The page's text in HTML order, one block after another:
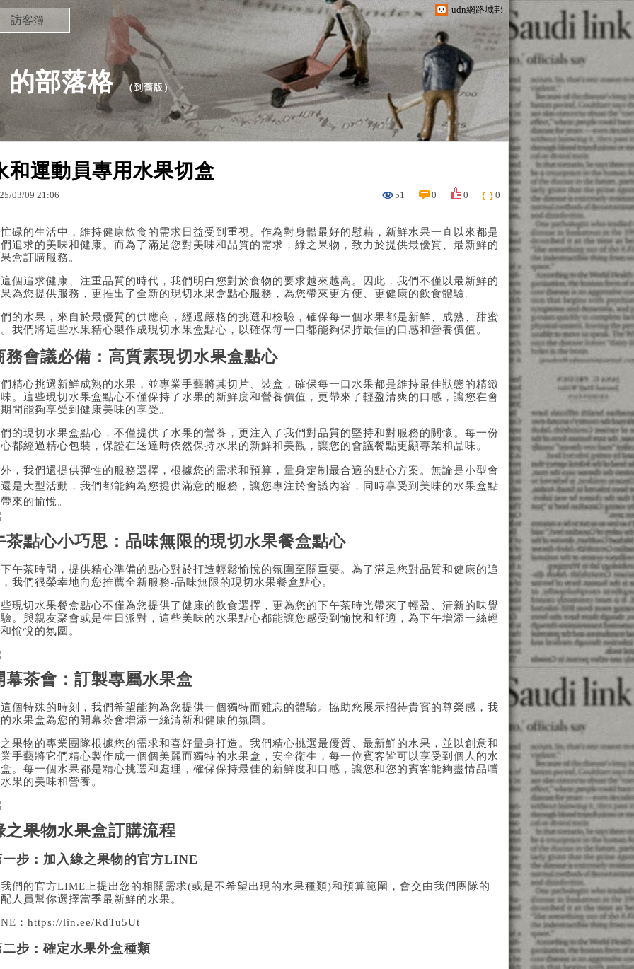
udn網路城邦
部落格（到舊版 ）
訪客簿
和運動員專用水果切盒
/03/09 21:06 51 0 0 0
碌的生活中，維持健康飲食的需求日益受到重視。作為對身體最好的慰藉，新鮮水果一直以來都是
追求的美味和健康。而為了滿足您對美味和品質的需求，綠之果物，致力於提供最優質、最新鮮的
盒訂購服務。
個追求健康、注重品質的時代，我們明白您對於食物的要求越來越高。因此，我們不僅以最新鮮的
為您提供服務，更推出了全新的現切水果盒點心服務，為您帶來更方便、更健康的飲食體驗。
的水果，來自於最優質的供應商，經過嚴格的挑選和檢驗，確保每一個水果都是新鮮、成熟、甜蜜
我們將這些水果精心製作成現切水果盒點心，以確保每一口都能夠保持最佳的口感和營養價值。
務會議必備：高質素現切水果盒點心
精心挑選新鮮成熟的水果，並專業手藝將其切片、裝盒，確保每一口水果都是維持最佳狀態的精緻
。這些現切水果盒點心不僅保持了水果的新鮮度和營養價值，更帶來了輕盈清爽的口感，讓您在會
間能夠享受到健康美味的享受。
的現切水果盒點心，不僅提供了水果的營養，更注入了我們對品質的堅持和對服務的關懷。每一份
都經過精心包裝，保證在送達時依然保持水果的新鮮和美觀，讓您的會議餐點更顯專業和品味。
，我們還提供彈性的服務選擇，根據您的需求和預算，量身定制最合適的點心方案。無論是小型會
是大型活動，我們都能夠為您提供滿意的服務，讓您專注於會議內容，同時享受到美味的水果盒點
來的愉悅。
茶點心小巧思：品味無限的現切水果餐盒點心
午茶時間，提供精心準備的點心對於打造輕鬆愉悅的氛圍至關重要。為了滿足您對品質和健康的追
我們很榮幸地向您推薦全新服務-品味無限的現切水果餐盒點心。
現切水果餐盒點心不僅為您提供了健康的飲食選擇，更為您的下午茶時光帶來了輕盈、清新的味覺
。與親友聚會或是生日派對，這些美味的水果點心都能讓您感受到愉悅和舒適，為下午增添一絲輕
愉悅的氛圍。
幕茶會：訂製專屬水果盒
個特殊的時刻，我們希望能夠為您提供一個獨特而難忘的體驗。協助您展示招待貴賓的尊榮感，我
水果盒為您的開幕茶會增添一絲清新和健康的氛圍。
果物的專業團隊根據您的需求和喜好量身打造。我們精心挑選最優質、最新鮮的水果，並以創意和
手藝將它們精心製作成一個個美麗而獨特的水果盒，安全衛生，每一位賓客皆可以享受到個人的水
。每一個水果都是精心挑選和處理，確保保持最佳的新鮮度和口感，讓您和您的賓客能夠盡情品嚐
果的美味和營養。
之果物水果盒訂購流程
一步：加入綠之果物的官方LINE
們的官方LIME上提出您的相關需求(或是不希望出現的水果種類)和預算範圍，會交由我們團隊的
人員幫你選擇當季最新鮮的水果。
： https://lin.ee/RdTu5Ut
二步：確定水果外盒種類